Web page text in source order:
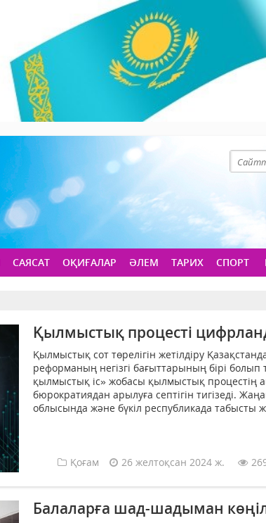
САЯСАТ ОҚИҒАЛАР ӘЛЕМ ТАРИХ СПОРТ
Қылмыстық процесті
Қылмыстық сот төрелігін жетілдіру
реформаның негізгі бағыттарының бірі
қылмыстық іс» жобасы қылмыстық процестің
бюрократиядан арылуға септігін тигізеді.
облысында және бүкіл республикада табысты
Қоғам 26 желтоқсан 2024 ж.
Балаларға шад-шадыман